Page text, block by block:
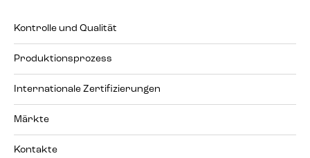
Kontrolle und Qualität
Produktionsprozess
Internationale Zertifizierungen
Märkte
Kontakte